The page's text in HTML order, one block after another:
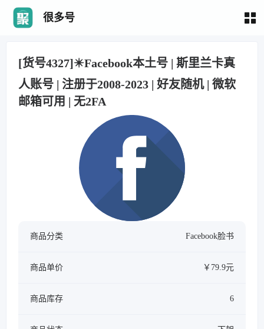
很多号
[货号4327]✴️Facebook本土号 | 斯里兰卡真
人账号 | 注册于2008-2023 | 好友随机 | 微软
邮箱可用 | 无2FA
商品分类 Facebook脸书
商品单价 ￥79.9元
商品库存 6